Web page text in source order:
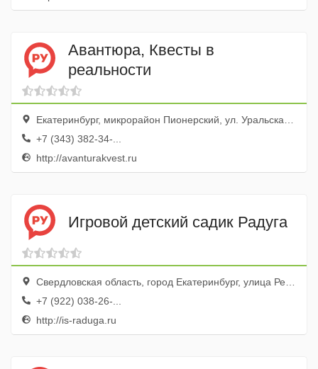
Авантюра, Квесты в
реальности
Екатеринбург, микрорайон Пионерский, ул. Уральская, 75
+7 (343) 382-34-...
http://avanturakvest.ru
Игровой детский садик Радуга
Свердловская область, город Екатеринбург, улица Репина, 94, ТРЦ Радуга Парк
+7 (922) 038-26-...
http://is-raduga.ru